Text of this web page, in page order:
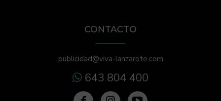
CONTACTO
publicidad@viva-lanzarote.com
643 804 400